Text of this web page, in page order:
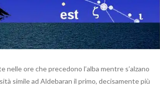
nelle ore che precedono l’alba mentre s’alzano
simile ad Aldebaran il primo, decisamente più